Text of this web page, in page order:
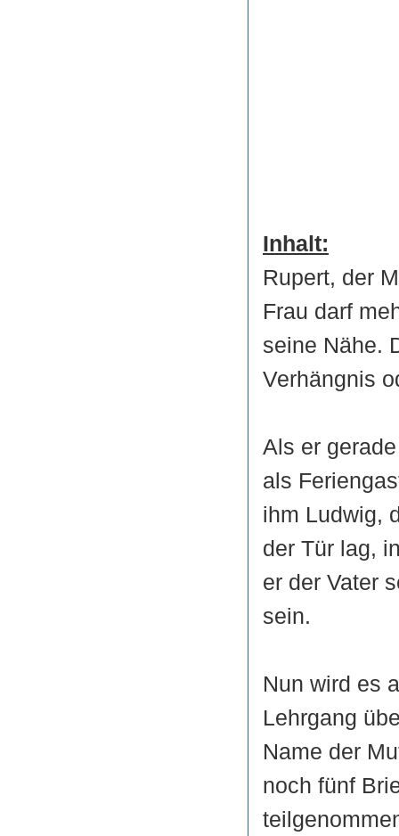
Inhalt:
Rupert, der
Frau darf
seine Nähe.
Verhängnis
Als er
als
ihm Ludwig,
der Tür lag,
er der Vater
sein.
Nun wird es
Lehrgang
Name der
noch fünf